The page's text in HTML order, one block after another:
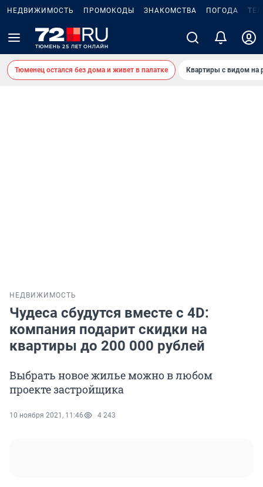
НЕДВИЖИМОСТЬ ПРОМОКОДЫ ЗНАКОМСТВА ПОГОДА
Тюменец остался без дома и живет в палатке Квартиры с видом на
НЕДВИЖИМОСТЬ
Чудеса сбудутся вместе с 4D:
компания подарит скидки на
квартиры до 200 000 рублей
Выбрать новое жилье можно в любом
проекте застройщика
10 ноября 2021, 11:46 4 243